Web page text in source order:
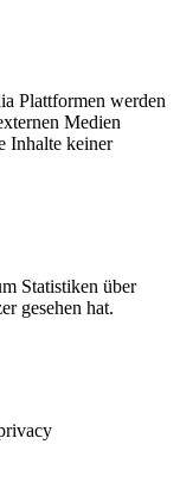
Plattformen werden
Medien
Inhalte keiner
Statistiken über
gesehen hat.